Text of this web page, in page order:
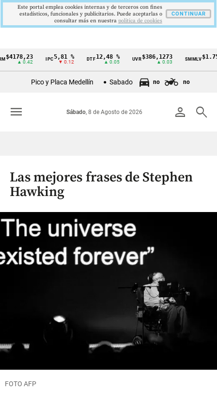
Cintillo
Colombia
▲ 0.42
5,81 %
▼ 0.12
12,48 %
▲ 0.05
$386,1273
▲ 0.03
SMMLV
Pico y Placa Medellín Sabado no no
person search
Sábado, 8 de Agosto de 2026
menu
Las mejores frases de Stephen
Hawking
FOTO AFP
Este portal emplea cookies internas y de terceros con fines
estadísticos, funcionales y publicitarios. Puede aceptarlas o
consultar más en nuestra politica de cookies
CONTINUAR